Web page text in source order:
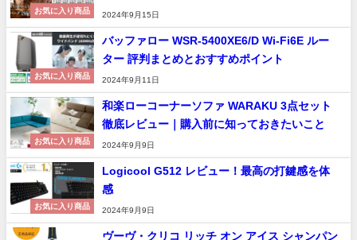
お気に入り商品
2024年9月15日
お気に入り商品
バッファロー WSR-5400XE6/D Wi-Fi6E ルー
ター 評判まとめとおすすめポイント
2024年9月11日
お気に入り商品
和楽ローコーナーソファ WARAKU 3点セット
徹底レビュー｜購入前に知っておきたいこと
2024年9月9日
お気に入り商品
Logicool G512 レビュー！最高の打鍵感を体
感
2024年9月9日
ヴーヴ・クリコ リッチ オン アイス シャンパン